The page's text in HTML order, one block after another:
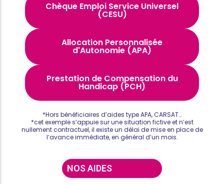
Chèque Emploi Service Universel
(CESU)
Allocation Personnalisée
d'Autonomie (APA)
Prestation de Compensation du
Handicap (PCH)
*Hors bénéficiaires d’aides type APA, CARSAT…
*cet exemple s’appuie sur une situation fictive et n’est
nullement contractuel, il existe un délai de mise en place de
l’avance immédiate, en général d’un mois.
NOS AIDES